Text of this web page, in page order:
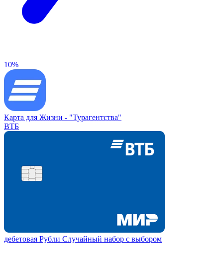
10%
Карта для Жизни - "Турагентства"
ВТБ
дебетовая Рубли Случайный набор с выбором